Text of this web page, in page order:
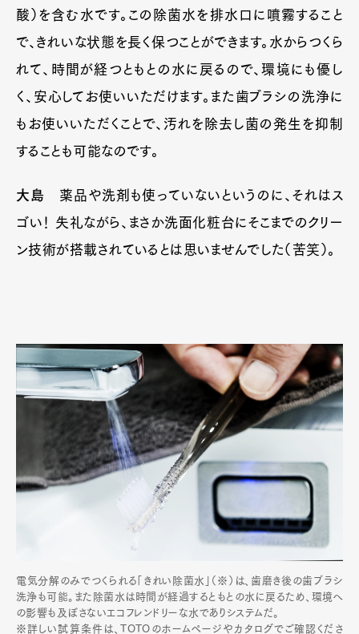
酸）を含む水です。この除菌水を排水口に噴霧すること
で、きれいな状態を長く保つことができます。水からつくら
れて、時間が経つともとの水に戻るので、環境にも優し
く、安心してお使いいただけます。また歯ブラシの洗浄に
もお使いいただくことで、汚れを除去し菌の発生を抑制
することも可能なのです。
大島 薬品や洗剤も使っていないというのに、それはス
ゴい！ 失礼ながら、まさか洗面化粧台にそこまでのクリー
ン技術が搭載されているとは思いませんでした（苦笑）。
電気分解のみでつくられる「きれい除菌水」（※）は、歯磨き後の歯ブラシ
洗浄も可能。また除菌水は時間が経過するともとの水に戻るため、環境へ
の影響も及ぼさないエコフレンドリーな水でありシステムだ。
※詳しい試算条件は、TOTOのホームページやカタログでご確認くださ